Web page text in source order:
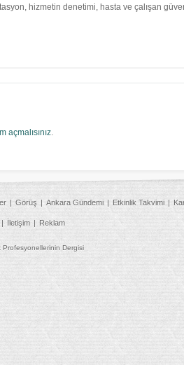
hizmetin denetimi, hasta ve çalışan
açmalısınız.
Görüş Ankara Gündemi Etkinlik Takvimi
İletişim Reklam
Dergisi